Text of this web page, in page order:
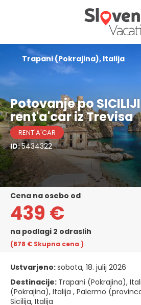
Potovanje po
rent'a'car iz Trevisa
RENT'A'CAR
ID:5434322
Trapani (Pokrajina), Italija
cena na osebo od
439 €
na podlagi 2 odraslih
(878 € Skupna cena )
Ustvarjeno:sobota, 18. julij 2026
Destinacije: Trapani (Pokrajina),
(Pokrajina), Italija , Palermo
Sicilija, Italija